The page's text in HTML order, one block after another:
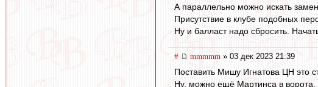
А параллельно можно искать
Присутствие в клубе подобных
Ну и балласт надо сбросить.
# mmmmm » 03 дек 2023 21:39
Поставить Мишу Игнатова ЦН это
Ну, можно ещё Мартинса в ворота.